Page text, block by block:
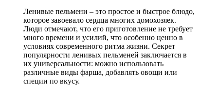
Ленивые пельмени – это простое и быстрое блюдо,
которое завоевало сердца многих домохозяек.
Люди отмечают, что его приготовление не требует
много времени и усилий, что особенно ценно в
условиях современного ритма жизни. Секрет
популярности ленивых пельменей заключается в
их универсальности: можно использовать
различные виды фарша, добавлять овощи или
специи по вкусу.